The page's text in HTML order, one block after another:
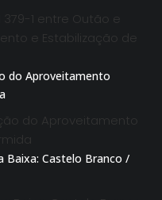
1 entre Outão e
e Estabilização de
do Aproveitamento